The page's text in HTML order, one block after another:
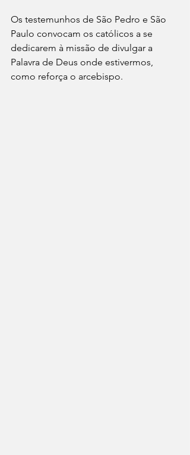
Os testemunhos de São Pedro e São
Paulo convocam os católicos a se
dedicarem à missão de divulgar a
Palavra de Deus onde estivermos,
como reforça o arcebispo.